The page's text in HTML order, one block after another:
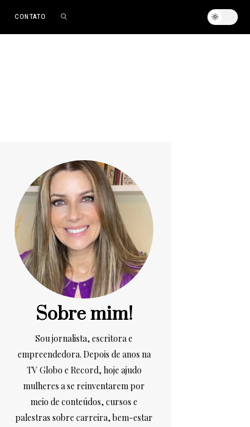
CONTATO
Sobre mim!
Sou jornalista, escritora e
empreendedora. Depois de anos na
TV Globo e Record, hoje ajudo
mulheres a se reinventarem por
meio de conteúdos, cursos e
palestras sobre carreira, bem-estar